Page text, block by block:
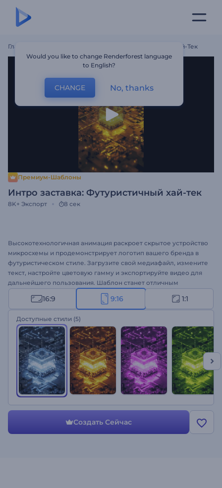
Главная Интро Заставка: Футуристичный Хай-Тек
Премиум-Шаблоны
Интро заставка: Футуристичный хай-тек
8K+ Экспорт 8 сек
Высокотехнологичная анимация раскроет скрытое устройство
микросхемы и продемонстрирует логотип вашего бренда в
футуристическом стиле. Загрузите свой медиафайл, измените
текст, настройте цветовую гамму и экспортируйте видео для
дальнейшего пользования. Шаблон станет отличным
решением для оформления интро и конечных заставок с
анимацией, каналов о технике, магазинов электроники и
многого другого. Создайте свое видео!
16:9 9:16 1:1
Доступные стили (5)
Создать Сейчас
Would you like to change Renderforest language
to English?
CHANGE No, thanks